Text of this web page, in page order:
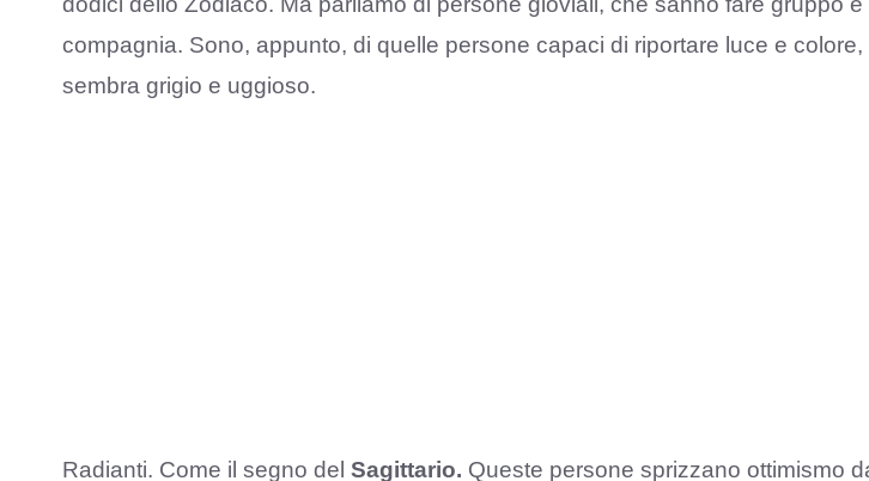
compagnia. Sono, appunto, di quelle persone capaci di riportare luce e
sembra grigio e uggioso.
Radianti. Come il segno del Sagittario. Queste persone sprizzano ottimismo